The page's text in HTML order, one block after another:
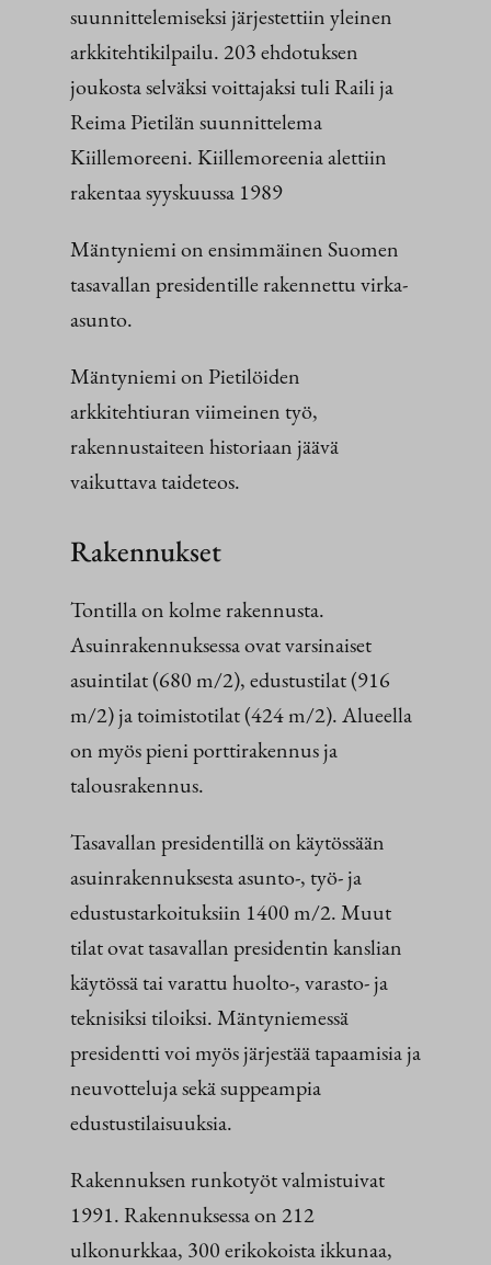
suunnittelemiseksi järjestettiin yleinen
arkkitehtikilpailu. 203 ehdotuksen
joukosta selväksi voittajaksi tuli Raili ja
Reima Pietilän suunnittelema
Kiillemoreeni. Kiillemoreenia alettiin
rakentaa syyskuussa 1989
Mäntyniemi on ensimmäinen Suomen
tasavallan presidentille rakennettu virka-
asunto.
Mäntyniemi on Pietilöiden
arkkitehtiuran viimeinen työ,
rakennustaiteen historiaan jäävä
vaikuttava taideteos.
Rakennukset
Tontilla on kolme rakennusta.
Asuinrakennuksessa ovat varsinaiset
asuintilat (680 m/2), edustustilat (916
m/2) ja toimistotilat (424 m/2). Alueella
on myös pieni porttirakennus ja
talousrakennus.
Tasavallan presidentillä on käytössään
asuinrakennuksesta asunto-, työ- ja
edustustarkoituksiin 1400 m/2. Muut
tilat ovat tasavallan presidentin kanslian
käytössä tai varattu huolto-, varasto- ja
teknisiksi tiloiksi. Mäntyniemessä
presidentti voi myös järjestää tapaamisia ja
neuvotteluja sekä suppeampia
edustustilaisuuksia.
Rakennuksen runkotyöt valmistuivat
1991. Rakennuksessa on 212
ulkonurkkaa, 300 erikokoista ikkunaa,